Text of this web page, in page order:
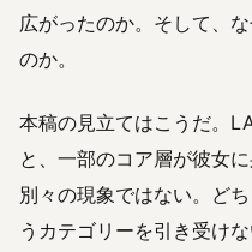
広がったのか。そして、
のか。
本稿の見立てはこうだ。
と、一部のコア層が彼女
別々の現象ではない。ど
うカテゴリーを引き受け